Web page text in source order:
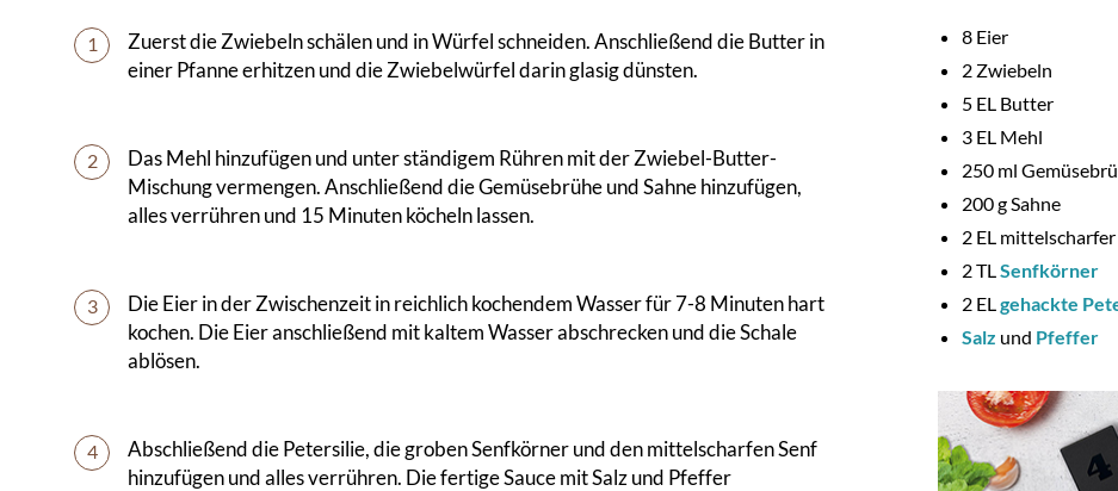
1
Zuerst die Zwiebeln schälen und in Würfel schneiden. Anschließend die Butter in
einer Pfanne erhitzen und die Zwiebelwürfel darin glasig dünsten.
2
Das Mehl hinzufügen und unter ständigem Rühren mit der Zwiebel-Butter-
Mischung vermengen. Anschließend die Gemüsebrühe und Sahne hinzufügen,
alles verrühren und 15 Minuten köcheln lassen.
3
Die Eier in der Zwischenzeit in reichlich kochendem Wasser für 7-8 Minuten hart
kochen. Die Eier anschließend mit kaltem Wasser abschrecken und die Schale
ablösen.
4
Abschließend die Petersilie, die groben Senfkörner und den mittelscharfen Senf
hinzufügen und alles verrühren. Die fertige Sauce mit Salz und Pfeffer
8Eier
2Zwiebeln
5EL Butter
3EL Mehl
250ml
200g Sahne
2EL mittelscharfer
2TLSenfkörner
2ELgehackte
Salz und Pfeffer